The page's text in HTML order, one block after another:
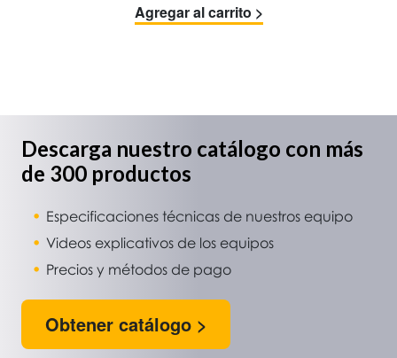
Agregar al carrito >
Descarga nuestro catálogo con más
de 300 productos
Especificaciones técnicas de nuestros equipo
Videos explicativos de los equipos
Precios y métodos de pago
Obtener catálogo >